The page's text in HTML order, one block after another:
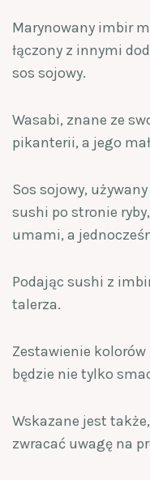
Marynowany imbir
łączony z innymi
sos sojowy.
Wasabi, znane ze
pikanterii, a jego
Sos sojowy,
sushi po stronie
umami, a
Podając sushi z
talerza.
Zestawienie kolorów
będzie nie tylko
Wskazane jest
zwracać uwagę na